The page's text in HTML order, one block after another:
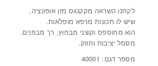
לקחנו השראה מקקטוס מזן אופונציה,
שיש לו תכונות מרפא מופלאות.
הוא מחוספס וקוצני מבחוץ, רך מבפנים.
מסמל יציבות וחוזק.
מספר דגם: 40001